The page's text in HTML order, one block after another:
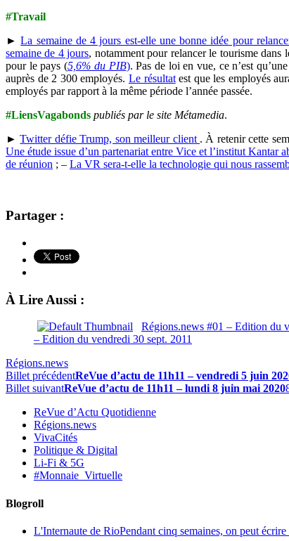
#Travail
►La semaine de 4 jours est-elle une bonne idée pour
semaine de 4 jours, notamment pour relancer le tourisme dans
pour le pays (5,6% du PIB). Pas de loi en vue, ce n’est
auprès de 2 300 employés. Le résultatest que les employés
employés par rapport à la même période l’année passée.
#LiensVagabonds publiés par le site Métamedia.
►Twitter défie Trump, son meilleur client . À retenir cette
Une étude issue d’un partenariat entre Vice et l’institut Kantar
de réunion ; – La VR sera-t-elle la technologie qui nous
Partager :
À Lire Aussi :
Régions.news #01 – Edition du
– Edition du vendredi 30 sept. 2011
Régions.news
Billet précédentReVue d’actu de 11h11 – vendredi 5 juin
Billet suivantReVue d’actu de 11h11 – lundi 8 juin mai 2020
ReVue d’Actu Quotidienne
Régions.news
VivaCités
Politique & Digital
Li-Fi & 5G
#Monnaie_Virtuelle
Blogroll
L'Internaute de RioPendant cinq semaines, on peut